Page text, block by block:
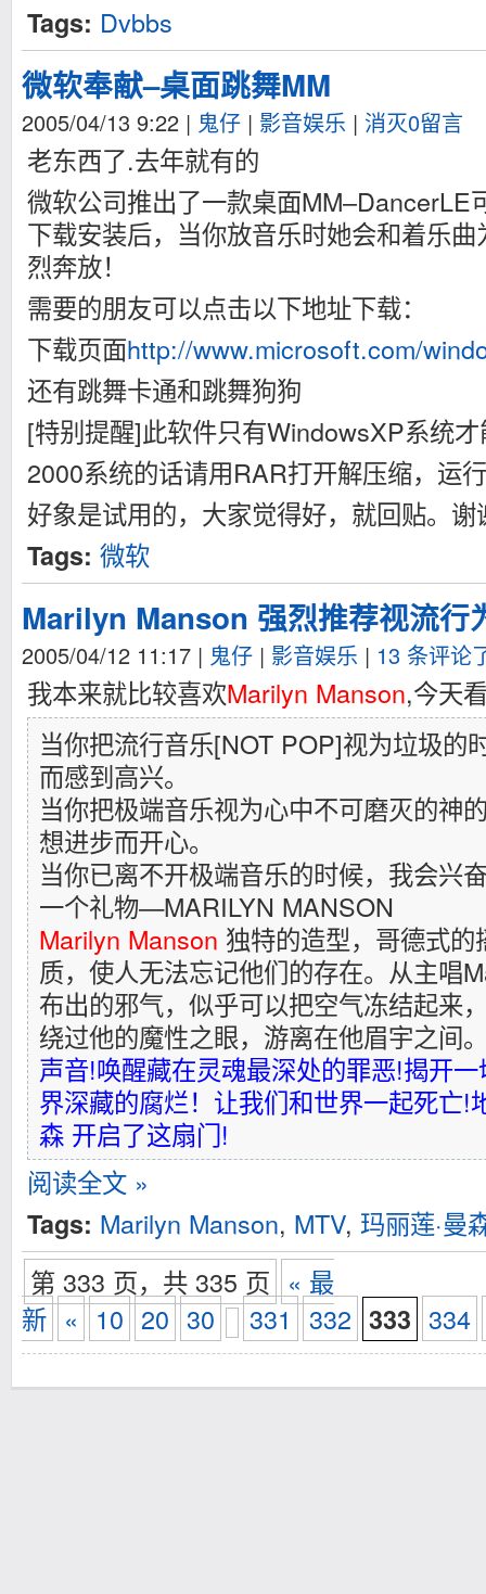
Tags: Dvbbs
微软奉献–桌面跳舞MM
2005/04/13 9:22 | 鬼仔 | 影音娱乐 | 消灭0留言
老东西了.去年就有的
微软公司推出了一款桌面MM–DancerLE
下载安装后，当你放音乐时她会和着乐
烈奔放！
需要的朋友可以点击以下地址下载：
下载页面http://www.microsoft.com/
还有跳舞卡通和跳舞狗狗
[特别提醒]此软件只有WindowsXP系统
2000系统的话请用RAR打开解压缩，运
好象是试用的，大家觉得好，就回贴。
Tags: 微软
Marilyn Manson 强烈推荐视流行
2005/04/12 11:17 | 鬼仔 | 影音娱乐 | 13 条评论
我本来就比较喜欢Marilyn Manson,今天
当你把流行音乐[NOT POP]视为垃圾的
而感到高兴。
当你把极端音乐视为心中不可磨灭的神
想进步而开心。
当你已离不开极端音乐的时候，我会兴
一个礼物—MARILYN MANSON
Marilyn Manson 独特的造型，哥德式
质，使人无法忘记他们的存在。从主唱
布出的邪气，似乎可以把空气冻结起来
绕过他的魔性之眼，游离在他眉宇之间
声音!唤醒藏在灵魂最深处的罪恶!揭开
界深藏的腐烂！让我们和世界一起死
森 开启了这扇门!
阅读全文 »
Tags: Marilyn Manson, MTV, 玛丽莲·曼
第 333 页，共 335 页 « 最
新 « 10 20 30 331 332 333 334